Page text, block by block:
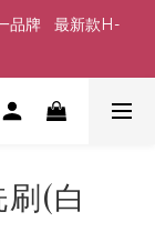
品牌   最新款H-
(白